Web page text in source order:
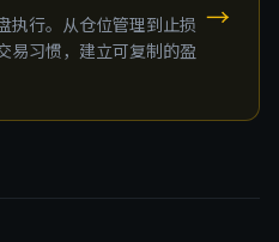
执行。从仓位管理到止损
易习惯，建立可复制的盈
→